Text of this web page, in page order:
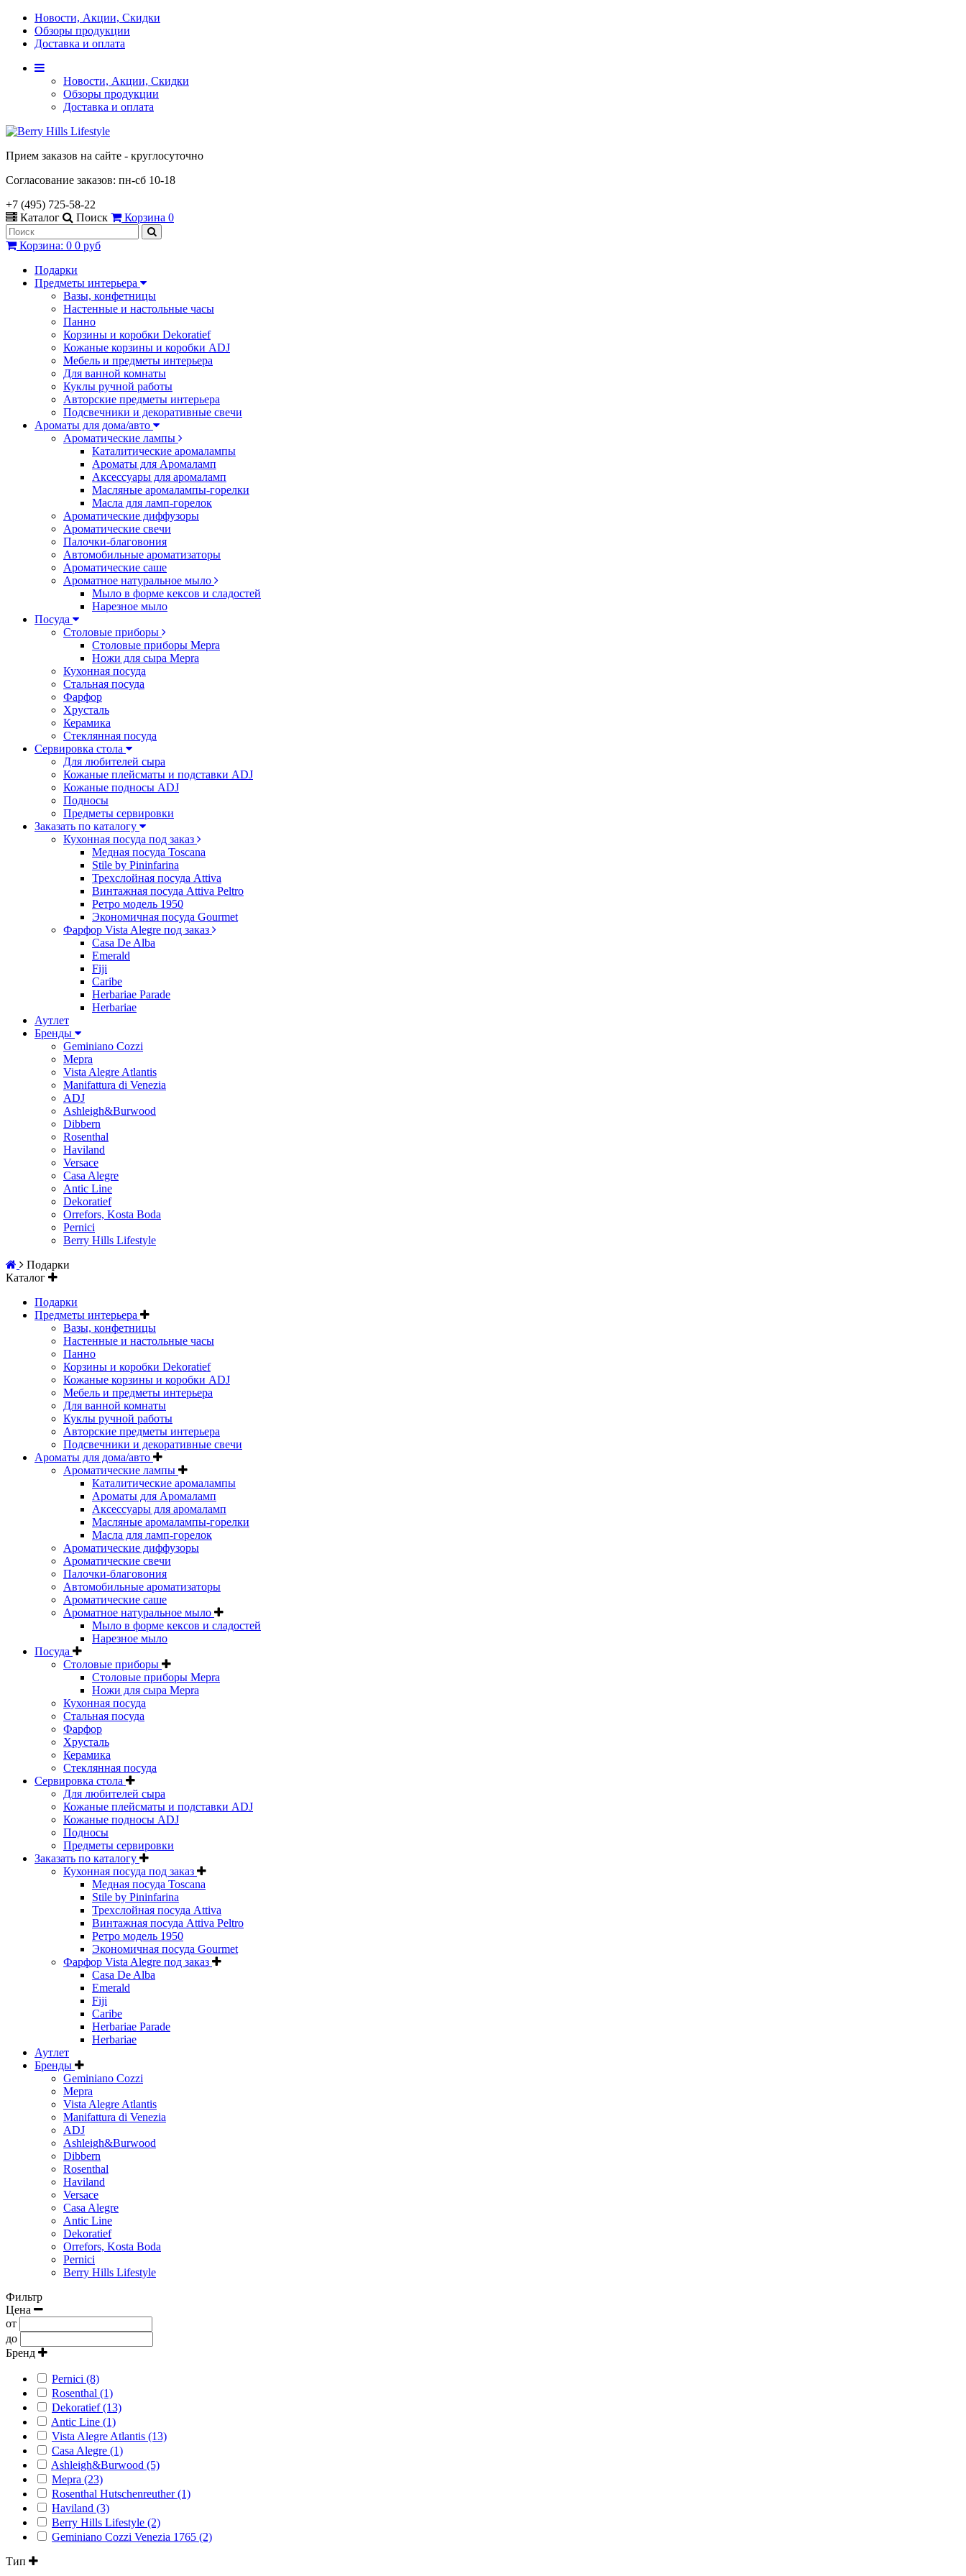
Новости, Акции, Скидки
Обзоры продукции
Доставка и оплата
Новости, Акции, Скидки
Обзоры продукции
Доставка и оплата
Прием заказов на сайте - круглосуточно
Согласование заказов: пн-сб 10-18
+7 (495) 725-58-22
Каталог
Поиск Корзина 0
Корзина: 0 0 руб
Подарки
Предметы интерьера
Вазы, конфетницы
Настенные и настольные часы
Панно
Корзины и коробки Dekoratief
Кожаные корзины и коробки ADJ
Мебель и предметы интерьера
Для ванной комнаты
Куклы ручной работы
Авторские предметы интерьера
Подсвечники и декоративные свечи
Ароматы для дома/авто
Ароматические лампы
Каталитические аромалампы
Ароматы для Аромаламп
Аксессуары для аромаламп
Масляные аромалампы-горелки
Масла для ламп-горелок
Ароматические диффузоры
Ароматические свечи
Палочки-благовония
Автомобильные ароматизаторы
Ароматические саше
Ароматное натуральное мыло
Мыло в форме кексов и сладостей
Нарезное мыло
Посуда
Столовые приборы
Столовые приборы Mepra
Ножи для сыра Mepra
Кухонная посуда
Стальная посуда
Фарфор
Хрусталь
Керамика
Стеклянная посуда
Сервировка стола
Для любителей сыра
Кожаные плейсматы и подставки ADJ
Кожаные подносы ADJ
Подносы
Предметы сервировки
Заказать по каталогу
Кухонная посуда под заказ
Медная посуда Toscana
Stile by Pininfarina
Трехслойная посуда Attiva
Винтажная посуда Attiva Peltro
Ретро модель 1950
Экономичная посуда Gourmet
Фарфор Vista Alegre под заказ
Casa De Alba
Emerald
Fiji
Caribe
Herbariae Parade
Herbariae
Аутлет
Бренды
Geminiano Cozzi
Mepra
Vista Alegre Atlantis
Manifattura di Venezia
ADJ
Ashleigh&Burwood
Dibbern
Rosenthal
Haviland
Versace
Casa Alegre
Antic Line
Dekoratief
Orrefors, Kosta Boda
Pernici
Berry Hills Lifestyle
Подарки
Каталог
Подарки
Предметы интерьера
Вазы, конфетницы
Настенные и настольные часы
Панно
Корзины и коробки Dekoratief
Кожаные корзины и коробки ADJ
Мебель и предметы интерьера
Для ванной комнаты
Куклы ручной работы
Авторские предметы интерьера
Подсвечники и декоративные свечи
Ароматы для дома/авто
Ароматические лампы
Каталитические аромалампы
Ароматы для Аромаламп
Аксессуары для аромаламп
Масляные аромалампы-горелки
Масла для ламп-горелок
Ароматические диффузоры
Ароматические свечи
Палочки-благовония
Автомобильные ароматизаторы
Ароматические саше
Ароматное натуральное мыло
Мыло в форме кексов и сладостей
Нарезное мыло
Посуда
Столовые приборы
Столовые приборы Mepra
Ножи для сыра Mepra
Кухонная посуда
Стальная посуда
Фарфор
Хрусталь
Керамика
Стеклянная посуда
Сервировка стола
Для любителей сыра
Кожаные плейсматы и подставки ADJ
Кожаные подносы ADJ
Подносы
Предметы сервировки
Заказать по каталогу
Кухонная посуда под заказ
Медная посуда Toscana
Stile by Pininfarina
Трехслойная посуда Attiva
Винтажная посуда Attiva Peltro
Ретро модель 1950
Экономичная посуда Gourmet
Фарфор Vista Alegre под заказ
Casa De Alba
Emerald
Fiji
Caribe
Herbariae Parade
Herbariae
Аутлет
Бренды
Geminiano Cozzi
Mepra
Vista Alegre Atlantis
Manifattura di Venezia
ADJ
Ashleigh&Burwood
Dibbern
Rosenthal
Haviland
Versace
Casa Alegre
Antic Line
Dekoratief
Orrefors, Kosta Boda
Pernici
Berry Hills Lifestyle
Фильтр
Цена
от
до
Бренд
Pernici (8)
Rosenthal (1)
Dekoratief (13)
Antic Line (1)
Vista Alegre Atlantis (13)
Casa Alegre (1)
Ashleigh&Burwood (5)
Mepra (23)
Rosenthal Hutschenreuther (1)
Haviland (3)
Berry Hills Lifestyle (2)
Geminiano Cozzi Venezia 1765 (2)
Тип